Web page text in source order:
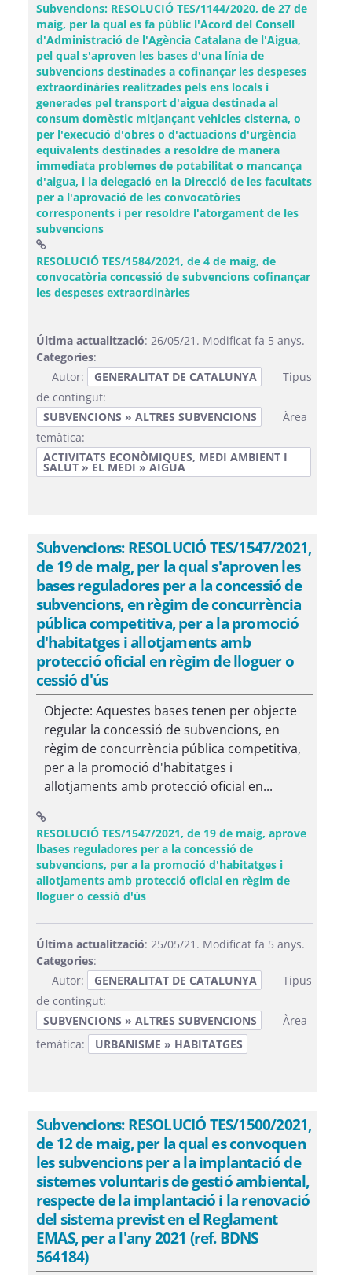
Subvencions: RESOLUCIÓ TES/1144/2020, de 27 de
maig, per la qual es fa públic l'Acord del Consell
d'Administració de l'Agència Catalana de l'Aigua,
pel qual s'aproven les bases d'una línia de
subvencions destinades a cofinançar les despeses
extraordinàries realitzades pels ens locals i
generades pel transport d'aigua destinada al
consum domèstic mitjançant vehicles cisterna, o
per l'execució d'obres o d'actuacions d'urgència
equivalents destinades a resoldre de manera
immediata problemes de potabilitat o mancança
d'aigua, i la delegació en la Direcció de les facultats
per a l'aprovació de les convocatòries
corresponents i per resoldre l'atorgament de les
subvencions
RESOLUCIÓ TES/1584/2021, de 4 de maig, de
convocatòria concessió de subvencions cofinançar
les despeses extraordinàries(Obre una finestra nova)
Última actualització: 26/05/21. Modificat fa 5 anys.
Categories:
Autor:
GENERALITAT DE CATALUNYA
Tipus
de contingut:
SUBVENCIONS » ALTRES SUBVENCIONS
Àrea
temàtica:
ACTIVITATS ECONÒMIQUES, MEDI AMBIENT I
SALUT » EL MEDI » AIGUA
Subvencions: RESOLUCIÓ TES/1547/2021,
de 19 de maig, per la qual s'aproven les
bases reguladores per a la concessió de
subvencions, en règim de concurrència
pública competitiva, per a la promoció
d'habitatges i allotjaments amb
protecció oficial en règim de lloguer o
cessió d'ús
Objecte: Aquestes bases tenen per objecte
regular la concessió de subvencions, en
règim de concurrència pública competitiva,
per a la promoció d'habitatges i
allotjaments amb protecció oficial en...
RESOLUCIÓ TES/1547/2021, de 19 de maig, aprove
lbases reguladores per a la concessió de
subvencions, per a la promoció d'habitatges i
allotjaments amb protecció oficial en règim de
lloguer o cessió d'ús(Obre una finestra nova)
Última actualització: 25/05/21. Modificat fa 5 anys.
Categories:
Autor:
GENERALITAT DE CATALUNYA
Tipus
de contingut:
SUBVENCIONS » ALTRES SUBVENCIONS
Àrea
temàtica:
URBANISME » HABITATGES
Subvencions: RESOLUCIÓ TES/1500/2021,
de 12 de maig, per la qual es convoquen
les subvencions per a la implantació de
sistemes voluntaris de gestió ambiental,
respecte de la implantació i la renovació
del sistema previst en el Reglament
EMAS, per a l'any 2021 (ref. BDNS
564184)